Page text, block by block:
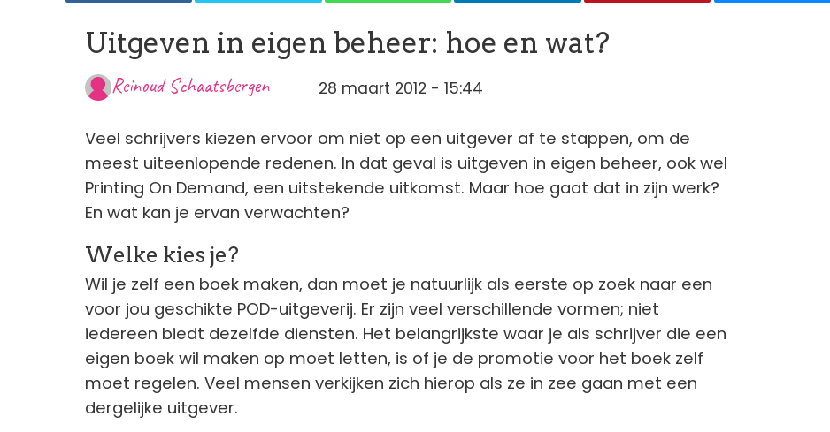
Uitgeven in eigen beheer: hoe en wat?
Reinoud Schaatsbergen 28 maart 2012 - 15:44
Veel schrijvers kiezen ervoor om niet op een uitgever af te stappen, om de
meest uiteenlopende redenen. In dat geval is uitgeven in eigen beheer, ook wel
Printing On Demand, een uitstekende uitkomst. Maar hoe gaat dat in zijn werk?
En wat kan je ervan verwachten?
Welke kies je?
Wil je zelf een boek maken, dan moet je natuurlijk als eerste op zoek naar een
voor jou geschikte POD-uitgeverij. Er zijn veel verschillende vormen; niet
iedereen biedt dezelfde diensten. Het belangrijkste waar je als schrijver die een
eigen boek wil maken op moet letten, is of je de promotie voor het boek zelf
moet regelen. Veel mensen verkijken zich hierop als ze in zee gaan met een
dergelijke uitgever.